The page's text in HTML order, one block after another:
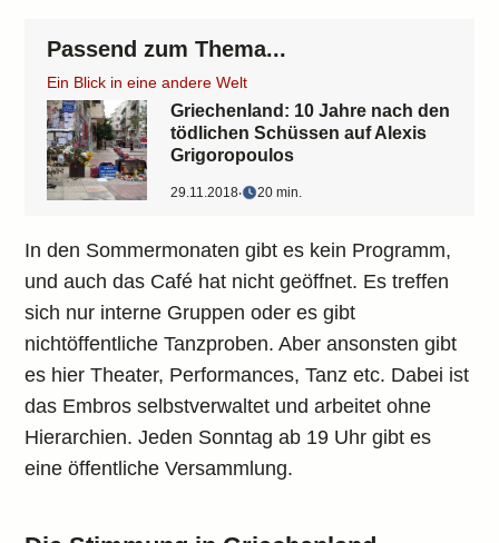
Passend zum Thema...
Ein Blick in eine andere Welt
Griechenland: 10 Jahre nach den
tödlichen Schüssen auf Alexis
Grigoropoulos
29.11.2018‧ 20 min.
In den Sommermonaten gibt es kein Programm,
und auch das Café hat nicht geöffnet. Es treffen
sich nur interne Gruppen oder es gibt
nichtöffentliche Tanzproben. Aber ansonsten gibt
es hier Theater, Performances, Tanz etc. Dabei ist
das Embros selbstverwaltet und arbeitet ohne
Hierarchien. Jeden Sonntag ab 19 Uhr gibt es
eine öffentliche Versammlung.